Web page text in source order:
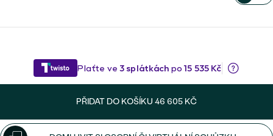
Napište iniciály/text
PŘIDAT DO KOŠÍKU 46 605 KČ